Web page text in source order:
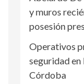
y muros
posesión
Operativos
seguridad
Córdoba